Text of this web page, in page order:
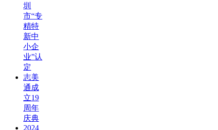
圳
市“专
精特
新中
小企
业”认
定
志美
通成
立19
周年
庆典
2024